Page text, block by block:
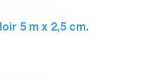
5 m x 2,5 cm.